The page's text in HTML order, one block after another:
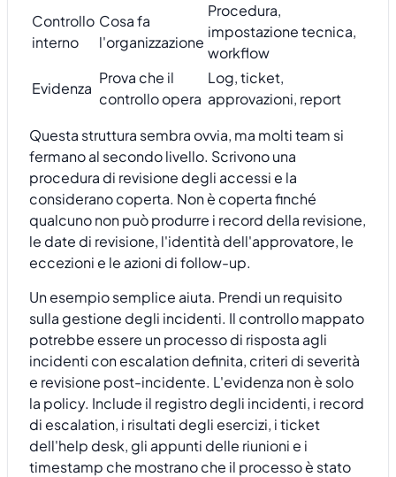
Controllo
interno
Cosa fa
l'organizzazione
Procedura,
impostazione tecnica,
workflow
Evidenza
Prova che il
controllo opera
Log, ticket,
approvazioni, report
Questa struttura sembra ovvia, ma molti team si
fermano al secondo livello. Scrivono una
procedura di revisione degli accessi e la
considerano coperta. Non è coperta finché
qualcuno non può produrre i record della revisione,
le date di revisione, l'identità dell'approvatore, le
eccezioni e le azioni di follow-up.
Un esempio semplice aiuta. Prendi un requisito
sulla gestione degli incidenti. Il controllo mappato
potrebbe essere un processo di risposta agli
incidenti con escalation definita, criteri di severità
e revisione post-incidente. L'evidenza non è solo
la policy. Include il registro degli incidenti, i record
di escalation, i risultati degli esercizi, i ticket
dell'help desk, gli appunti delle riunioni e i
timestamp che mostrano che il processo è stato